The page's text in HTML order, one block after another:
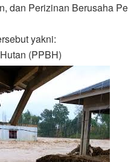
dan Perizinan Berusaha
yakni:
(PPBH)